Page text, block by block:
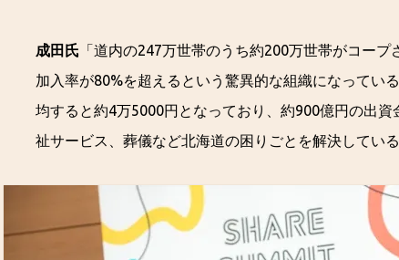
成田氏 「道内の247万世帯のうち約200万世帯がコー
加入率が80%を超えるという驚異的な組織になってい
均すると約4万5000円となっており、約900億円の出
祉サービス、葬儀など北海道の困りごとを解決している